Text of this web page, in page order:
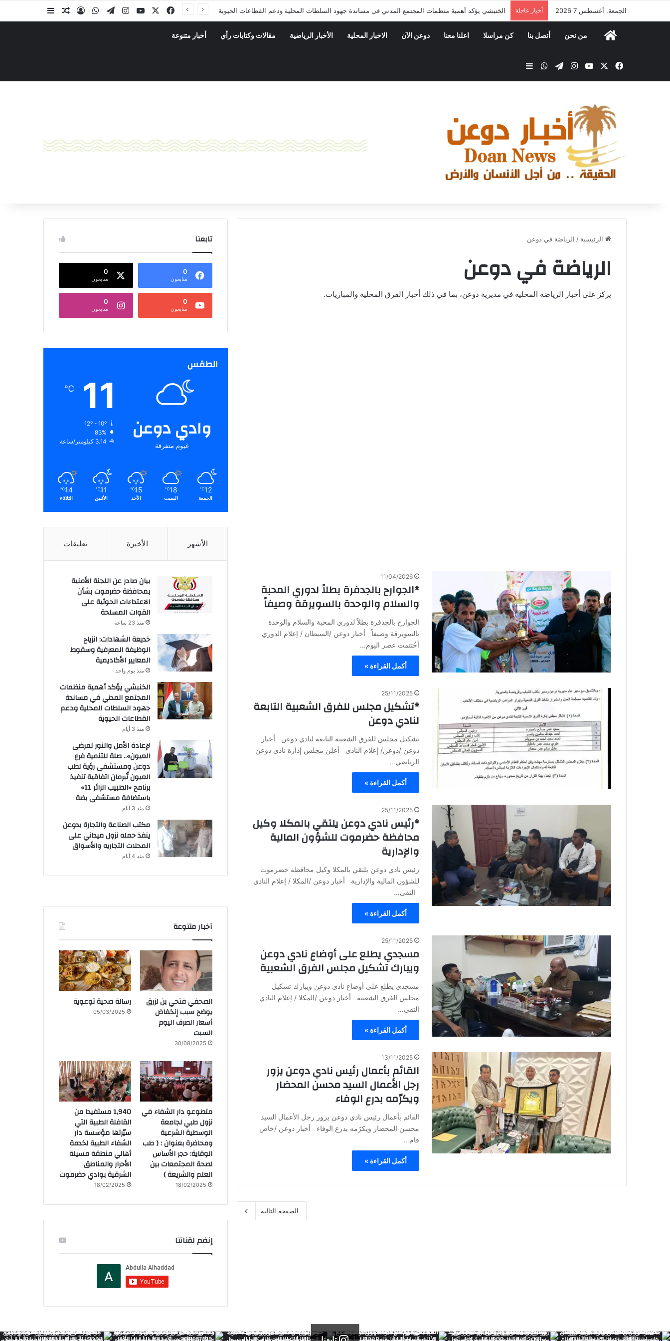
الجمعة, أغسطس 7 2026 أخبار عاجلة الخنبشي يؤكد أهمية منظمات المجتمع المدني في مساندة جهود السلطات المحلية ودعم القطاعات الحيوية
من نحن أتصل بنا كن مراسلا اعلنا معنا دوعن الآن الاخبار المحلية الأخبار الرياضية مقالات وكتابات رأي أخبار متنوعة
الرئيسية / الرياضة في دوعن
الرياضة في دوعن
يركز على أخبار الرياضة المحلية في مديرية دوعن، بما في ذلك أخبار الفرق المحلية والمباريات.
11/04/2026
*الجوارح بالجدفرة بطلاً لدوري المحبة
والسلام والوحدة بالسويرقة وصيفاً
الجوارح بالجدفرة بطلاً لدوري المحبة والسلام والوحدة
بالسويرقة وصيفاً أخبار دوعن /السيطان / إعلام الدوري
أخُتتمت عصر اليوم…
أكمل القراءة »
25/11/2025
*تشكيل مجلس للفرق الشعبية التابعة
لنادي دوعن
تشكيل مجلس للفرق الشعبية التابعة لنادي دوعن أخبار
دوعن /دوعن/ إعلام النادي أعلن مجلس إدارة نادي دوعن
الرياضي…
أكمل القراءة »
25/11/2025
*رئيس نادي دوعن يلتقي بالمكلا وكيل
محافظة حضرموت للشؤون المالية
والإدارية
رئيس نادي دوعن يلتقي بالمكلا وكيل محافظة حضرموت
للشؤون المالية والإدارية أخبار دوعن /المكلا / إعلام النادي
التقى…
أكمل القراءة »
25/11/2025
مسجدي يطلع على أوضاع نادي دوعن
ويبارك تشكيل مجلس الفرق الشعبية
مسجدي يطلع على أوضاع نادي دوعن ويبارك تشكيل
مجلس الفرق الشعبية أخبار دوعن /المكلا / إعلام النادي
التقى…
أكمل القراءة »
13/11/2025
القائم بأعمال رئيس نادي دوعن يزور
رجل الأعمال السيد محسن المحضار
ويكرّمه بدرع الوفاء
القائم بأعمال رئيس نادي دوعن يزور رجل الأعمال السيد
محسن المحضار ويكرّمه بدرع الوفاء أخبار دوعن /خاص
قام…
أكمل القراءة »
الصفحة التالية
تابعنا
0
متابعون
0
متابعون
0
متابعون
0
متابعون
الطقس
وادي دوعن
غيوم متفرقة
11
℃
12º - 10º
83%
3.14 كيلومتر/ساعة
12
℃
الجمعة
18
℃
السبت
15
℃
الأحد
11
℃
الأثنين
14
℃
الثلاثاء
الأشهر الأخيرة تعليقات
بيان صادر عن اللجنة الأمنية
بمحافظة حضرموت بشأن
الاعتداءات الحوثية على
القوات المسلحة
منذ 23 ساعة
خديعة الشهادات: انزياح
الوظيفة المعرفية وسقوط
المعايير الأكاديمية
منذ يوم واحد
الخنبشي يؤكد أهمية منظمات
المجتمع المدني في مساندة
جهود السلطات المحلية ودعم
القطاعات الحيوية
منذ 3 أيام
لإعادة الأمل والنور لمرضى
العيون».. صلة للتنمية فرع
دوعن ومستشفى رؤية لطب
العيون تُبرمان اتفاقية تنفيذ
برنامج «الطبيب الزائر 11»
باستضافة مستشفى بضة
منذ 3 أيام
مكتب الصناعة والتجارة بدوعن
ينفذ حمله نزول ميداني على
المحلات التجاريه والأسواق
منذ 4 أيام
آخبار متنوعة
الصحفي فتحي بن لزرق
يوضح سبب إنخفاض
أسعار الصرف اليوم
السبت
30/08/2025
رسالة صحية توعوية
05/03/2025
متطوعو دار الشفاء في
نزول طبي لجامعة
الوسطية الشرعية
ومحاضرة بعنوان : ( طب
الوقاية: حجر الأساس
لصحة المجتمعات بين
العلم والشريعة )
18/02/2025
1,940 مستفيدا من
القافلة الطبية التي
سيّرتها مؤسسة دار
الشفاء الطبية لخدمة
أهالي منطقة مسيلة
الأحرار والمناطق
الشرقية بوادي حضرموت
18/02/2025
إنضم لقناتنا